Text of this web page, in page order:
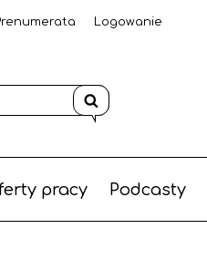
Logowanie
pracy Podcasty